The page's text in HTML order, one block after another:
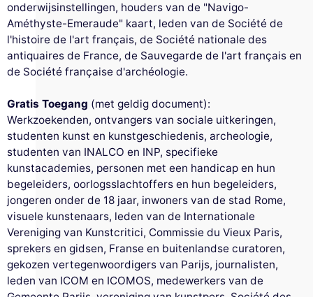
onderwijsinstellingen, houders van de "Navigo-
Améthyste-Emeraude" kaart, leden van de Société de
l'histoire de l'art français, de Société nationale des
antiquaires de France, de Sauvegarde de l'art français en
de Société française d'archéologie.
Gratis Toegang (met geldig document):
Werkzoekenden, ontvangers van sociale uitkeringen,
studenten kunst en kunstgeschiedenis, archeologie,
studenten van INALCO en INP, specifieke
kunstacademies, personen met een handicap en hun
begeleiders, oorlogsslachtoffers en hun begeleiders,
jongeren onder de 18 jaar, inwoners van de stad Rome,
visuele kunstenaars, leden van de Internationale
Vereniging van Kunstcritici, Commissie du Vieux Paris,
sprekers en gidsen, Franse en buitenlandse curatoren,
gekozen vertegenwoordigers van Parijs, journalisten,
leden van ICOM en ICOMOS, medewerkers van de